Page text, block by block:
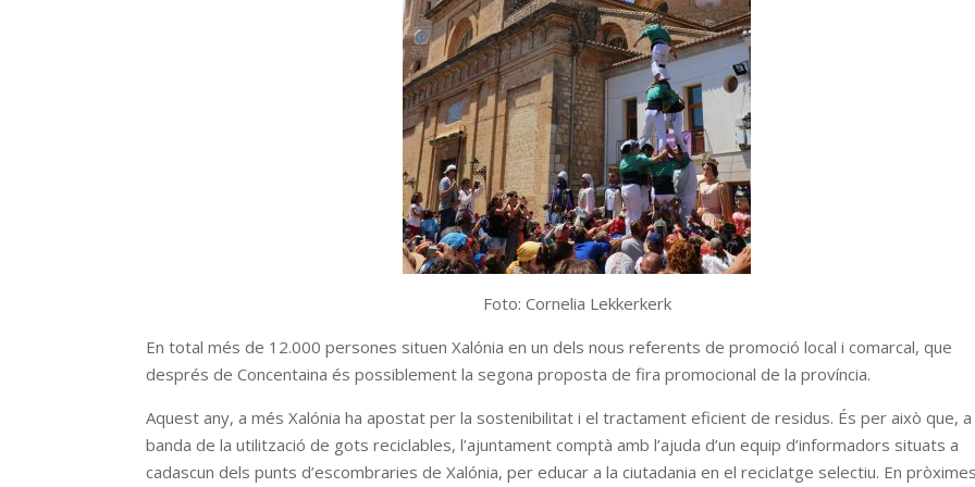
Foto: Cornelia Lekkerkerk
En total més de 12.000 persones situen Xalónia en un dels nous referents de promoció local i comarcal, que
després de Concentaina és possiblement la segona proposta de fira promocional de la província.
Aquest any, a més Xalónia ha apostat per la sostenibilitat i el tractament eficient de residus. És per això que, a
banda de la utilització de gots reciclables, l’ajuntament comptà amb l’ajuda d’un equip d’informadors situats a
cadascun dels punts d’escombraries de Xalónia, per educar a la ciutadania en el reciclatge selectiu. En